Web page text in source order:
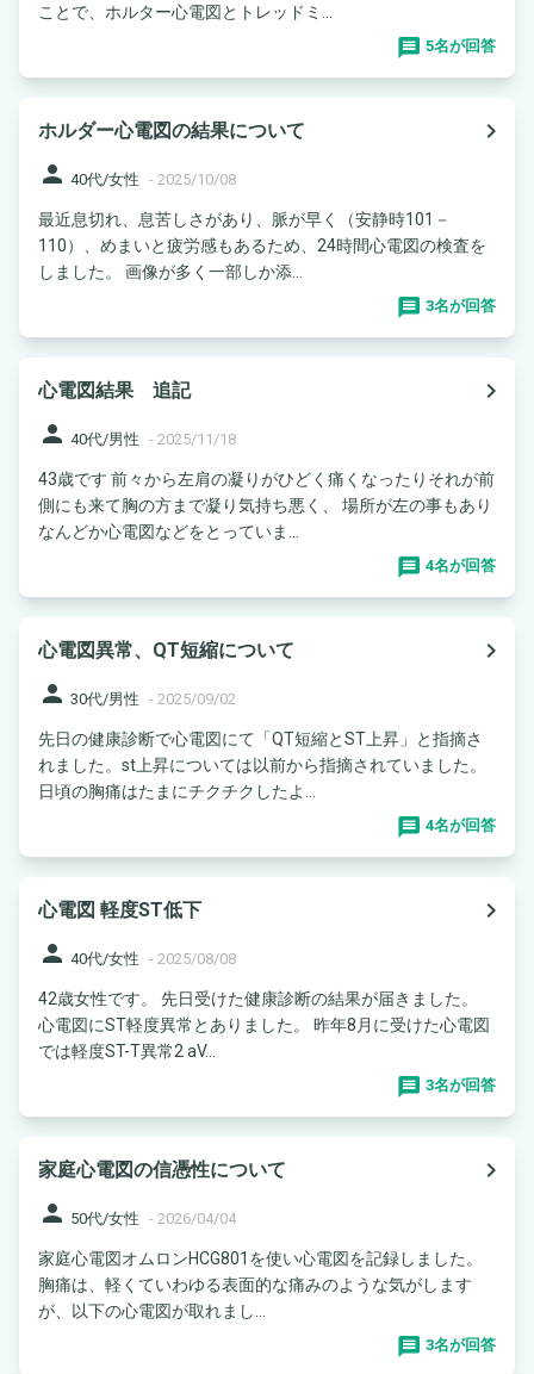
ことで、ホルター心電図とトレッドミ...
5名が回答
ホルダー心電図の結果について
navigate_next
person 40代/女性 - 2025/10/08
最近息切れ、息苦しさがあり、脈が早く（安静時101－
110）、めまいと疲労感もあるため、24時間心電図の検査を
しました。 画像が多く一部しか添...
3名が回答
心電図結果 追記
navigate_next
person 40代/男性 - 2025/11/18
43歳です 前々から左肩の凝りがひどく痛くなったりそれが前
側にも来て胸の方まで凝り気持ち悪く、 場所が左の事もあり
なんどか心電図などをとっていま...
4名が回答
心電図異常、QT短縮について
navigate_next
person 30代/男性 - 2025/09/02
先日の健康診断で心電図にて「QT短縮とST上昇」と指摘さ
れました。st上昇については以前から指摘されていました。
日頃の胸痛はたまにチクチクしたよ...
4名が回答
心電図 軽度ST低下
navigate_next
person 40代/女性 - 2025/08/08
42歳女性です。 先日受けた健康診断の結果が届きました。
心電図にST軽度異常とありました。 昨年8月に受けた心電図
では軽度ST-T異常2 aV...
3名が回答
家庭心電図の信憑性について
navigate_next
person 50代/女性 - 2026/04/04
家庭心電図オムロンHCG801を使い心電図を記録しました。
胸痛は、軽くていわゆる表面的な痛みのような気がします
が、以下の心電図が取れまし...
3名が回答